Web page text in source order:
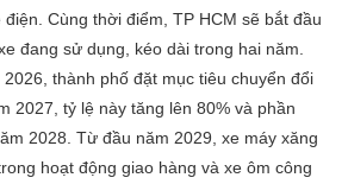
Cùng thời điểm, TP HCM sẽ bắt đầu
đang sử dụng, kéo dài trong hai năm.
thành phố đặt mục tiêu chuyển đổi
2027, tỷ lệ này tăng lên 80% và phần
2028. Từ đầu năm 2029, xe máy xăng
hoạt động giao hàng và xe ôm công